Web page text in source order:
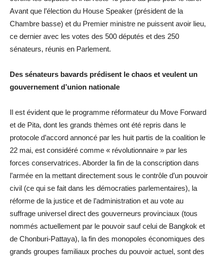
Avant que l’élection du House Speaker (président de la
Chambre basse) et du Premier ministre ne puissent avoir lieu,
ce dernier avec les votes des 500 députés et des 250
sénateurs, réunis en Parlement.
Des sénateurs bavards prédisent le chaos et veulent un
gouvernement d’union nationale
Il est évident que le programme réformateur du Move Forward
et de Pita, dont les grands thèmes ont été repris dans le
protocole d’accord annoncé par les huit partis de la coalition le
22 mai, est considéré comme « révolutionnaire » par les
forces conservatrices. Aborder la fin de la conscription dans
l’armée en la mettant directement sous le contrôle d’un pouvoir
civil (ce qui se fait dans les démocraties parlementaires), la
réforme de la justice et de l’administration et au vote au
suffrage universel direct des gouverneurs provinciaux (tous
nommés actuellement par le pouvoir sauf celui de Bangkok et
de Chonburi-Pattaya), la fin des monopoles économiques des
grands groupes familiaux proches du pouvoir actuel, sont des